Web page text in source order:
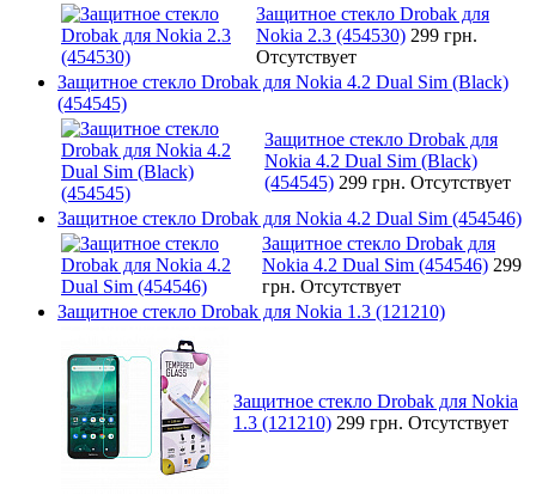
Защитное стекло Drobak для
Nokia 2.3 (454530) 299 грн.
Отсутствует
Защитное стекло Drobak для Nokia 4.2 Dual Sim (Black)
(454545)
Защитное стекло Drobak для
Nokia 4.2 Dual Sim (Black)
(454545) 299 грн. Отсутствует
Защитное стекло Drobak для Nokia 4.2 Dual Sim (454546)
Защитное стекло Drobak для
Nokia 4.2 Dual Sim (454546) 299
грн. Отсутствует
Защитное стекло Drobak для Nokia 1.3 (121210)
Защитное стекло Drobak для Nokia
1.3 (121210) 299 грн. Отсутствует